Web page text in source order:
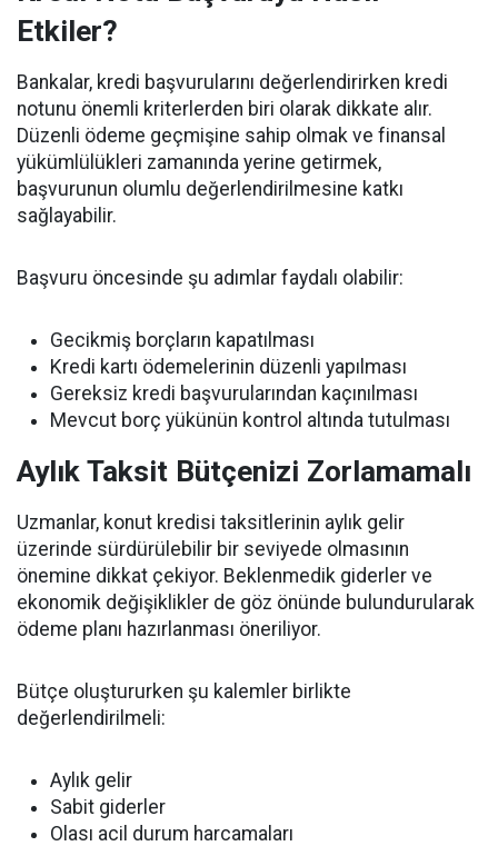
Etkiler?
Bankalar, kredi başvurularını değerlendirirken kredi
notunu önemli kriterlerden biri olarak dikkate alır.
Düzenli ödeme geçmişine sahip olmak ve finansal
yükümlülükleri zamanında yerine getirmek,
başvurunun olumlu değerlendirilmesine katkı
sağlayabilir.
Başvuru öncesinde şu adımlar faydalı olabilir:
Gecikmiş borçların kapatılması
Kredi kartı ödemelerinin düzenli yapılması
Gereksiz kredi başvurularından kaçınılması
Mevcut borç yükünün kontrol altında tutulması
Aylık Taksit Bütçenizi Zorlamamalı
Uzmanlar, konut kredisi taksitlerinin aylık gelir
üzerinde sürdürülebilir bir seviyede olmasının
önemine dikkat çekiyor. Beklenmedik giderler ve
ekonomik değişiklikler de göz önünde bulundurularak
ödeme planı hazırlanması öneriliyor.
Bütçe oluştururken şu kalemler birlikte
değerlendirilmeli:
Aylık gelir
Sabit giderler
Olası acil durum harcamaları